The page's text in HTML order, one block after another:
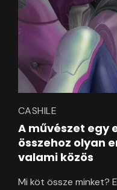
CASHILE
A művészet egy
összehoz olyan
valami közös
Mi köt össze minket?